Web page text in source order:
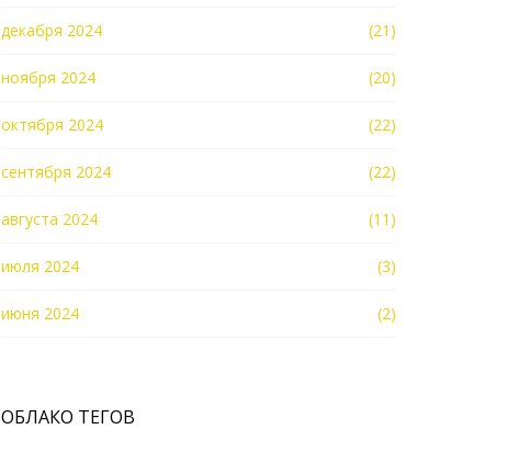
декабря 2024 (21)
ноября 2024 (20)
октября 2024 (22)
сентября 2024 (22)
августа 2024 (11)
июля 2024 (3)
июня 2024 (2)
ОБЛАКО ТЕГОВ